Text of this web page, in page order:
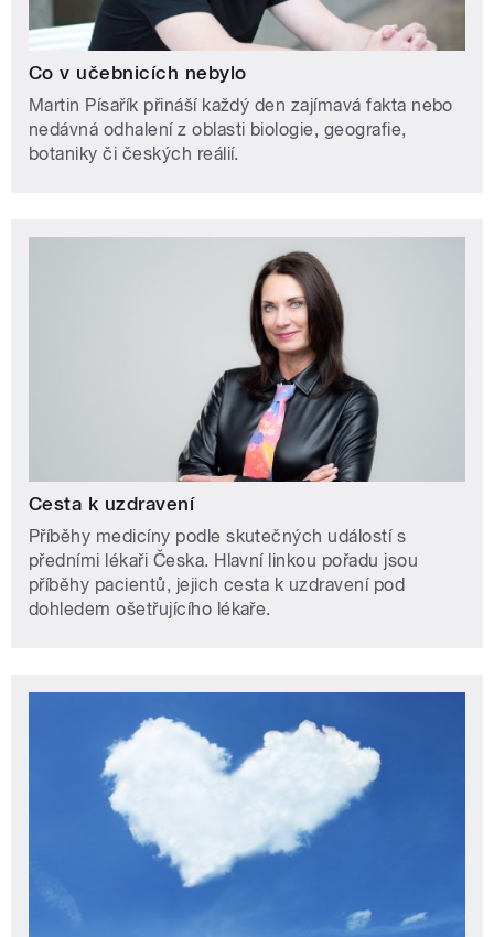
Co v učebnicích nebylo
Martin Písařík přináší každý den zajímavá fakta nebo
nedávná odhalení z oblasti biologie, geografie,
botaniky či českých reálií.
Cesta k uzdravení
Příběhy medicíny podle skutečných událostí s
předními lékaři Česka. Hlavní linkou pořadu jsou
příběhy pacientů, jejich cesta k uzdravení pod
dohledem ošetřujícího lékaře.